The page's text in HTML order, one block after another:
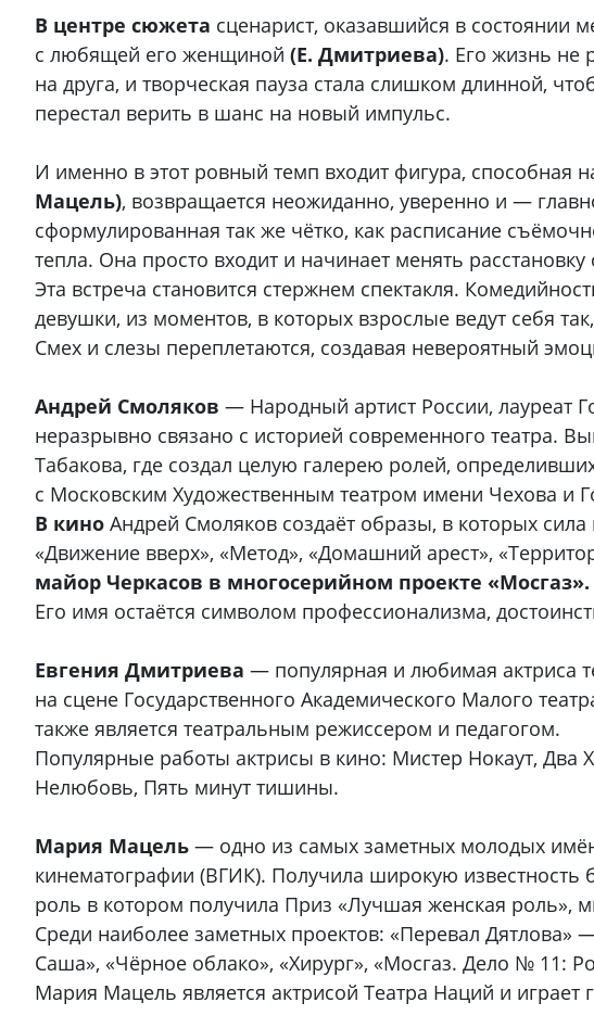
В центре сюжета сценарист, оказавшийся в состоянии
с любящей его женщиной (Е. Дмитриева). Его жизнь не
на друга, и творческая пауза стала слишком длинной,
перестал верить в шанс на новый импульс.
И именно в этот ровный темп входит фигура, способная
Мацель), возвращается неожиданно, уверенно и —
сформулированная так же чётко, как расписание
тепла. Она просто входит и начинает менять расстановку
Эта встреча становится стержнем спектакля.
девушки, из моментов, в которых взрослые ведут себя
Смех и слезы переплетаются, создавая невероятный
Андрей Смоляков — Народный артист России, лауреат
неразрывно связано с историей современного театра.
Табакова, где создал целую галерею ролей,
с Московским Художественным театром имени Чехова и
В кино Андрей Смоляков создаёт образы, в которых
«Движение вверх», «Метод», «Домашний арест»,
майор Черкасов в многосерийном проекте «Мосгаз».
Его имя остаётся символом профессионализма,
Евгения Дмитриева — популярная и любимая актриса
на сцене Государственного Академического Малого
также является театральным режиссером и педагогом.
Популярные работы актрисы в кино: Мистер Нокаут,
Нелюбовь, Пять минут тишины.
Мария Мацель — одно из самых заметных молодых имён
кинематографии (ВГИК). Получила широкую известность
роль в котором получила Приз «Лучшая женская роль»,
Среди наиболее заметных проектов: «Перевал
Саша», «Чёрное облако», «Хирург», «Мосгаз. Дело № 11:
Мария Мацель является актрисой Театра Наций и